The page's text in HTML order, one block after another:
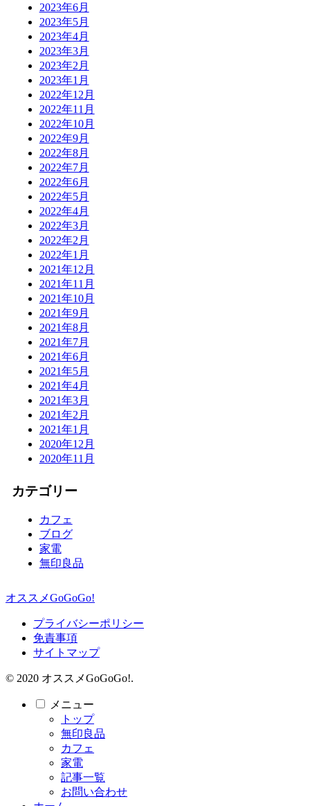
2023年6月
2023年5月
2023年4月
2023年3月
2023年2月
2023年1月
2022年12月
2022年11月
2022年10月
2022年9月
2022年8月
2022年7月
2022年6月
2022年5月
2022年4月
2022年3月
2022年2月
2022年1月
2021年12月
2021年11月
2021年10月
2021年9月
2021年8月
2021年7月
2021年6月
2021年5月
2021年4月
2021年3月
2021年2月
2021年1月
2020年12月
2020年11月
カテゴリー
カフェ
ブログ
家電
無印良品
オススメGoGoGo!
プライバシーポリシー
免責事項
サイトマップ
© 2020 オススメGoGoGo!.
メニュー
トップ
無印良品
カフェ
家電
記事一覧
お問い合わせ